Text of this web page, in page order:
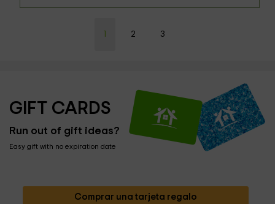
2 3
GIFT CARDS
Run out of gift ideas?
Easy gift with no expiration date
Comprar una tarjeta regalo